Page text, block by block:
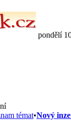
pondělí
témat•Nový